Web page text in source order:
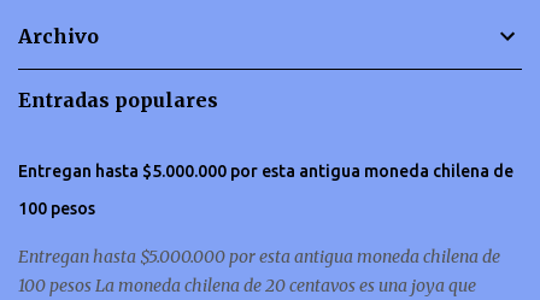
Archivo
Entradas populares
Entregan hasta $5.000.000 por esta antigua moneda chilena de
100 pesos
Entregan hasta $5.000.000 por esta antigua moneda chilena de
100 pesos La moneda chilena de 20 centavos es una joya que